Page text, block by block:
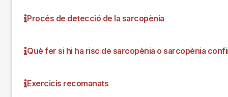
Procés de detecció de la sarcopènia
Què fer si hi ha risc de sarcopènia o sarcopènia
Exercicis recomanats